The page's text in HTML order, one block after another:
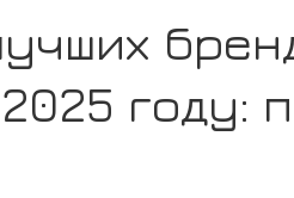
году: